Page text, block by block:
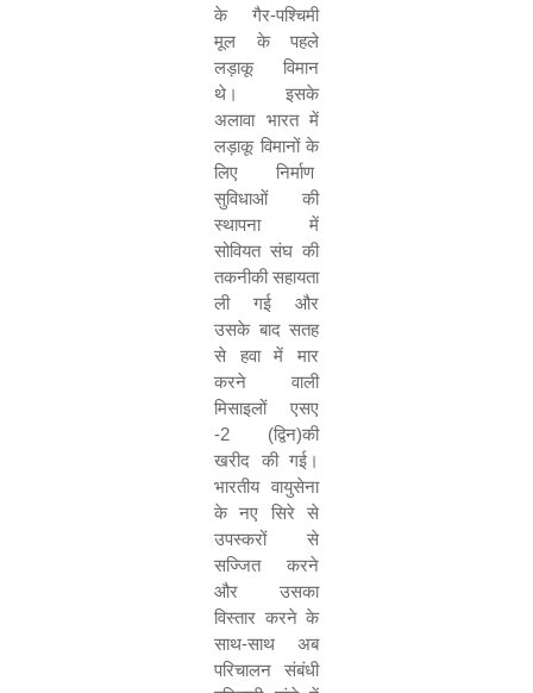
के गैर-पश्चिमी
मूल के पहले
लड़ाकू विमान
थे। इसके
अलावा भारत में
लड़ाकू विमानों के
लिए निर्माण
सुविधाओं की
स्थापना में
सोवियत संघ की
तकनीकी सहायता
ली गई और
उसके बाद सतह
से हवा में मार
करने वाली
मिसाइलों एसए
-2 (द्विन)की
खरीद की गई।
भारतीय वायुसेना
के नए सिरे से
उपस्‍करों से
सज्जित करने
और उसका
विस्‍तार करने के
साथ-साथ अब
परिचालन संबंधी